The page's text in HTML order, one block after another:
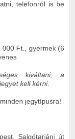
telefonról is be
Ft., gyermek (6
kiváltani, a
kell kérni.
jegytípusra!
Salgótarjáni út